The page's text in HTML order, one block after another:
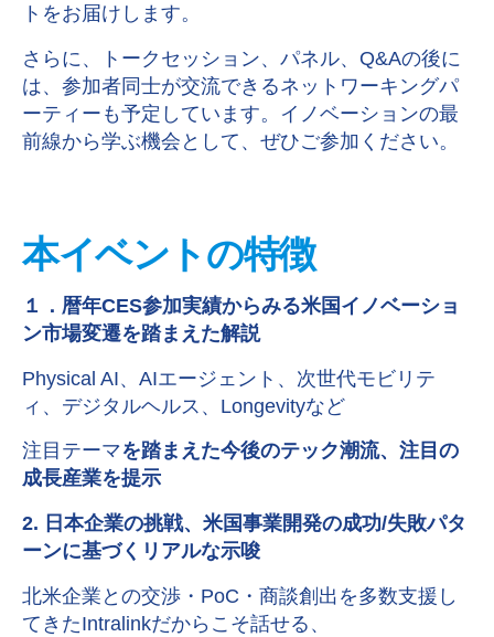
トをお届けします。
さらに、トークセッション、パネル、Q&Aの後に
は、参加者同士が交流できるネットワーキングパ
ーティーも予定しています。イノベーションの最
前線から学ぶ機会として、ぜひご参加ください。
本イベントの特徴
１．暦年CES参加実績からみる米国イノベーショ
ン市場変遷を踏まえた解説
Physical AI、AIエージェント、次世代モビリテ
ィ、デジタルヘルス、Longevityなど
注目テーマを踏まえた今後のテック潮流、注目の
成長産業を提示
2. 日本企業の挑戦、 米国事業開発の成功/失敗パタ
ーンに基づくリアルな示唆
北米企業との交渉・PoC・商談創出を多数支援し
てきたIntralinkだからこそ話せる、